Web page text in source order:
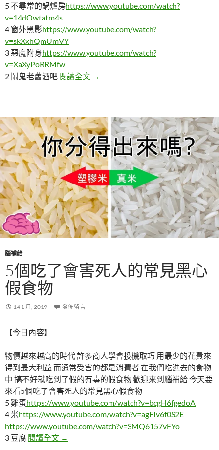
5 不尋常的鍋爐房https://www.youtube.com/watch?
v=14dOwtatm4s
4 窗外黑影https://www.youtube.com/watch?
v=skXxhQmUmVY
3 惡魔附身https://www.youtube.com/watch?
v=XaXyPoRRMfw
2 鬧鬼老舊酒吧 閱讀全文 五個讓人害怕的鬼異影片
→
腦補給
5個吃了會害死人的常見黑心
假食物
14 1 月, 2019 發佈留言
【今日內容】
物價越來越高的時代 許多商人學會投機取巧 用最少的花費來
得到最大利益 而通常受害的都是消費者 在我們吃進去的食物
中 搞不好就吃到了假的有毒的假食物 歡迎來到腦補給 今天要
來看5個吃了會害死人的常見黑心假食物
5 雞蛋https://www.youtube.com/watch?v=bcgH6fgedoA
4 米https://www.youtube.com/watch?v=agFIv6f0S2E
https://www.youtube.com/watch?v=SMQ6157vFYo
3 豆腐 閱讀全文 5個吃了會害死人的常見黑心假食物
→